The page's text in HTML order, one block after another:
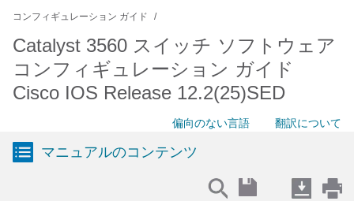
コンフィギュレーション ガイド
Catalyst 3560 スイッチ ソフトウェア
コンフィギュレーション ガイド
Cisco IOS Release 12.2(25)SED
偏向のない言語 翻訳について
マニュアルのコンテンツ